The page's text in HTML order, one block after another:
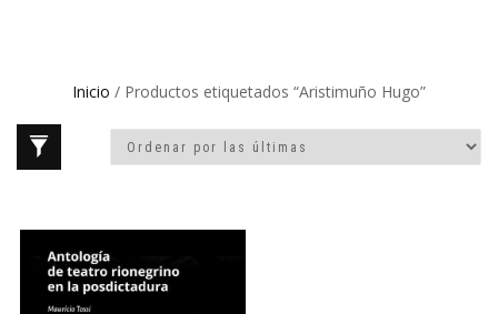
Inicio / Productos etiquetados “Aristimuño Hugo”